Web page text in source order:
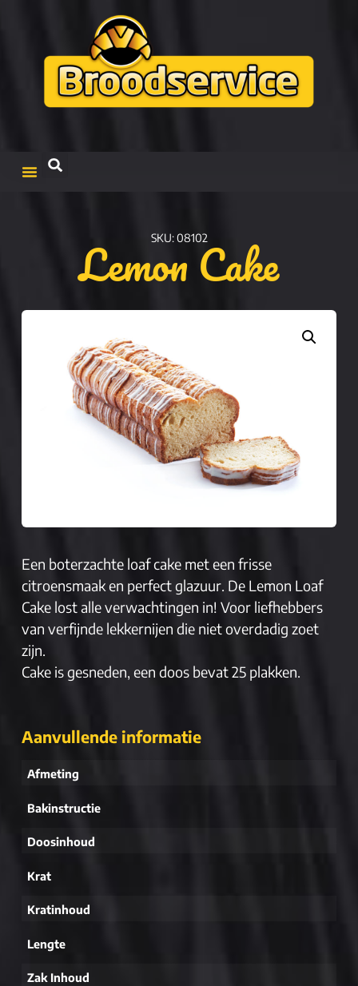
SKU: 08102
Lemon Cake
Een boterzachte loaf cake met een frisse
citroensmaak en perfect glazuur. De Lemon Loaf
Cake lost alle verwachtingen in! Voor liefhebbers
van verfijnde lekkernijen die niet overdadig zoet
zijn.
Cake is gesneden, een doos bevat 25 plakken.
Aanvullende informatie
Afmeting
Bakinstructie
Doosinhoud
Krat
Kratinhoud
Lengte
Zak Inhoud